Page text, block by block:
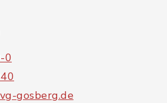
0
gosberg.de